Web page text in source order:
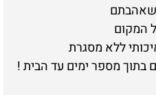
המקום
ללא מסגרת
בתוך מספר ימים עד הבית !